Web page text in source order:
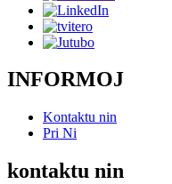
INFORMOJ
Kontaktu nin
Pri Ni
kontaktu nin